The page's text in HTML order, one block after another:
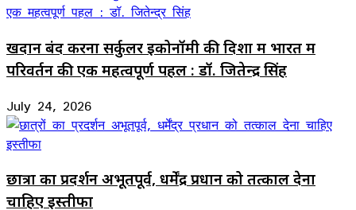
खदान बंद करना सर्कुलर इकोनॉमी की दिशा में भारत में
परिवर्तन की एक महत्वपूर्ण पहल : डॉ. जितेन्द्र सिंह
July 24, 2026
छात्रों का प्रदर्शन अभूतपूर्व, धर्मेंद्र प्रधान को तत्काल देना
चाहिए इस्तीफा